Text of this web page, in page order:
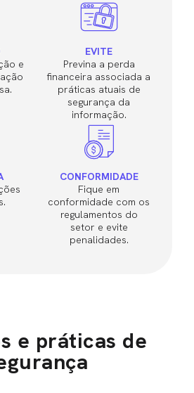
e
EVITE
Previna a perda
financeira associada a
práticas atuais de
segurança da
informação.
CONFORMIDADE
Fique em
conformidade com os
regulamentos do
setor e evite
penalidades.
e práticas de